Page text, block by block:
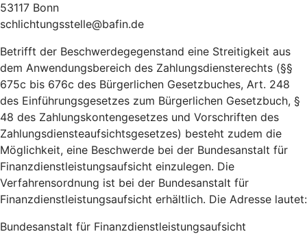
53117 Bonn
schlichtungsstelle@bafin.de
Betrifft der Beschwerdegegenstand eine Streitigkeit aus
dem Anwendungsbereich des Zahlungsdiensterechts (§§
675c bis 676c des Bürgerlichen Gesetzbuches, Art. 248
des Einführungsgesetzes zum Bürgerlichen Gesetzbuch, §
48 des Zahlungskontengesetzes und Vorschriften des
Zahlungsdiensteaufsichtsgesetzes) besteht zudem die
Möglichkeit, eine Beschwerde bei der Bundesanstalt für
Finanzdienstleistungsaufsicht einzulegen. Die
Verfahrensordnung ist bei der Bundesanstalt für
Finanzdienstleistungsaufsicht erhältlich. Die Adresse lautet:
Bundesanstalt für Finanzdienstleistungsaufsicht